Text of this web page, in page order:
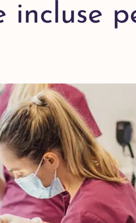
Tous
nos
soins
et
et
incluse